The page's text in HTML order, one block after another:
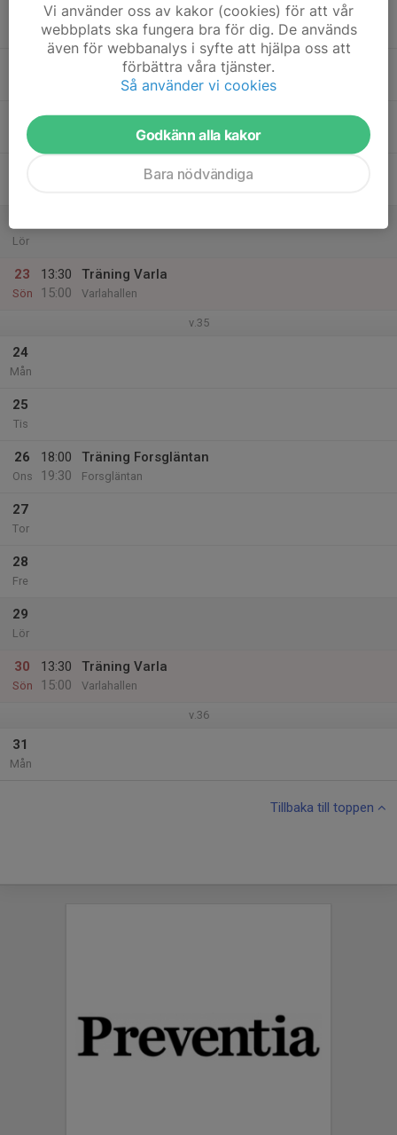
Träning Forsgläntan
Forsgläntan
Tor
Lör
23
Sön
13:30
15:00
Träning Varla
Varlahallen
v.35
24
Mån
25
Tis
26
Ons
18:00
19:30
Träning Forsgläntan
Forsgläntan
27
Tor
28
Fre
29
Lör
30
Sön
13:30
15:00
Träning Varla
Varlahallen
v.36
31
Mån
Tillbaka till toppen
Vi använder oss av kakor (cookies) för att vår
webbplats ska fungera bra för dig. De används
även för webbanalys i syfte att hjälpa oss att
förbättra våra tjänster.
Så använder vi cookies
Godkänn alla kakor
Bara nödvändiga